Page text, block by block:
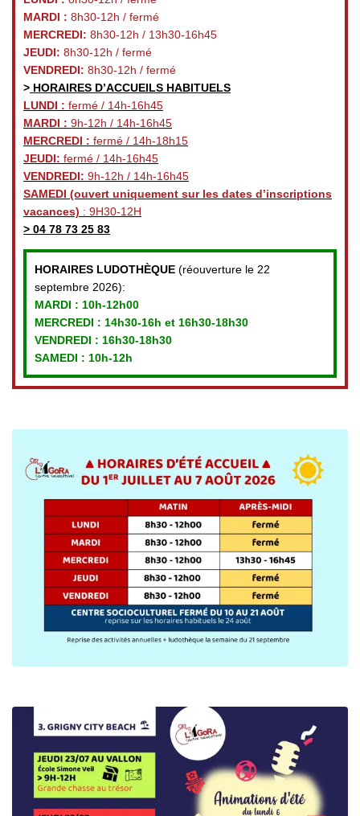
MARDI : 8h30-12h / fermé
MERCREDI: 8h30-12h / 13h30-16h45
JEUDI: 8h30-12h / fermé
VENDREDI: 8h30-12h / fermé
> HORAIRES D’ACCUEILS HABITUELS
LUNDI : fermé / 14h-16h45
MARDI : 9h-12h / 14h-16h45
MERCREDI : fermé / 14h-18h15
JEUDI: fermé / 14h-16h45
VENDREDI: 9h-12h / 14h-16h45
SAMEDI (ouvert uniquement sur les dates d’inscriptions
vacances) : 9H30-12H
> 04 78 73 25 83
HORAIRES LUDOTHÈQUE (réouverture le 22
septembre 2026):
MARDI : 10h-12h00
MERCREDI : 14h30-16h et 16h30-18h30
VENDREDI : 16h30-18h30
SAMEDI : 10h-12h